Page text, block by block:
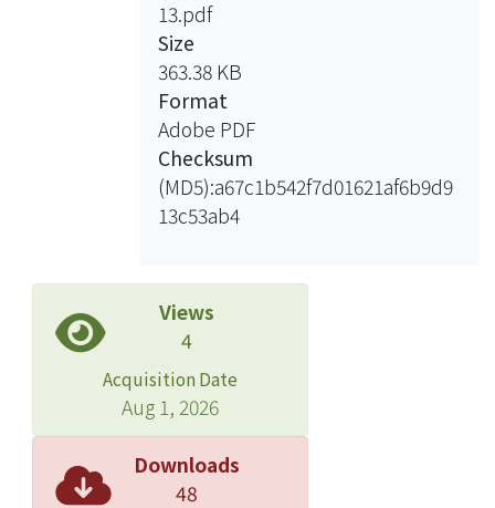
13.pdf
Size
363.38 KB
Format
Adobe PDF
Checksum
(MD5):a67c1b542f7d01621af6b9d9
13c53ab4
Views
4
Acquisition Date
Aug 1, 2026
Downloads
48